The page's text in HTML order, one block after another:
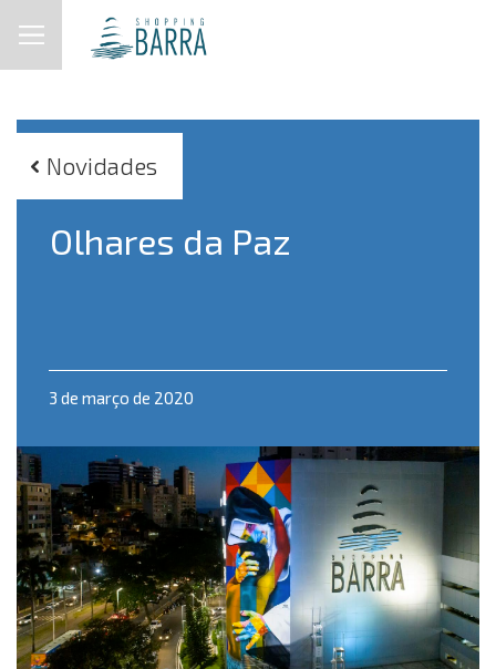
Novidades
Olhares da Paz
3 de março de 2020